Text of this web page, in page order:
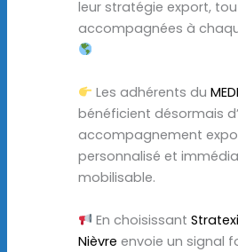
leur stratégie export,
accompagnées à
Les adhérents du
bénéficient désormais
accompagnement
personnalisé et
mobilisable.
En choisissant
Nièvre envoie un signal